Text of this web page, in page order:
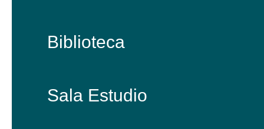
Biblioteca
Sala Estudio